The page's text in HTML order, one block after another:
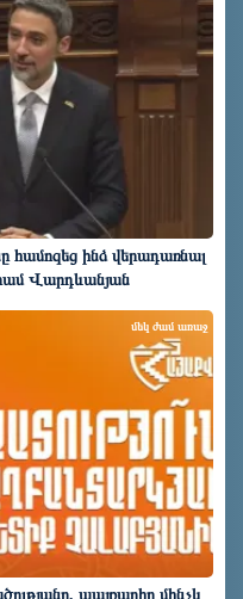
ինձ վերադառնալ
Վարդևանյան
պայքարիր մինչև
մեկ ժամ առաջ